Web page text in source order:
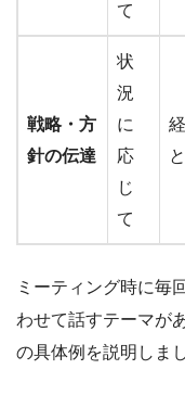
て
戦略・方
針の伝達
状
況
に
応
じ
て
ミーティング時に毎
わせて話すテーマが
の具体例を説明しま